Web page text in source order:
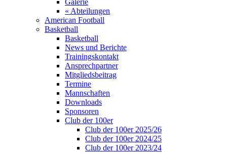
Galerie
« Abteilungen
American Football
Basketball
Basketball
News und Berichte
Trainingskontakt
Ansprechpartner
Mitgliedsbeitrag
Termine
Mannschaften
Downloads
Sponsoren
Club der 100er
Club der 100er 2025/26
Club der 100er 2024/25
Club der 100er 2023/24